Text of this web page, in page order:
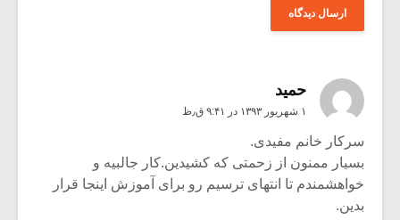
حمید
۱ شهریور ۱۳۹۳ در ۹:۴۱ ق٫ظ
سرکار خانم مفیدی.
بسیار ممنون از زحمتی که کشیدین.کار جالبیه و
خواهشمندم تا انتهای ترسیم رو برای آموزش اینجا قرار
بدین.